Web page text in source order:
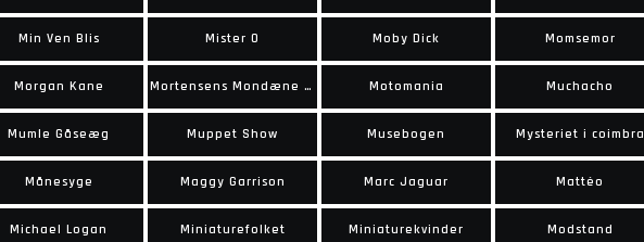
Min Ven Blis Mister O Moby Dick Momsemor
Morgan Kane Mortensens Mondæne Meritter Motomania Muchacho
Mumle Gåseæg Muppet Show Musebogen Mysteriet i coimbra
Månesyge Maggy Garrison Marc Jaguar Mattéo
Michael Logan Miniaturefolket Miniaturekvinder Modstand